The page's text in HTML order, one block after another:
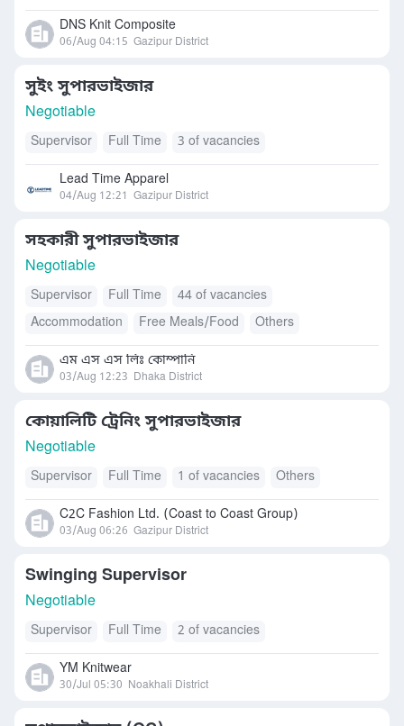
DNS Knit Composite
06/Aug 04:15 Gazipur District
সুইং সুপারভাইজার
Negotiable
Supervisor Full Time 3 of vacancies
Lead Time Apparel
04/Aug 12:21 Gazipur District
সহকারী সুপারভাইজার
Negotiable
Supervisor Full Time
44 of vacancies
Accommodation
Free Meals/Food Others
এম এস এস লিঃ কোম্পানি
03/Aug 12:23 Dhaka District
কোয়ালিটি ট্রেনিং সুপারভাইজার
Negotiable
Supervisor Full Time 1 of vacancies Others
C2C Fashion Ltd. (Coast to Coast Group)
03/Aug 06:26 Gazipur District
Swinging Supervisor
Negotiable
Supervisor Full Time 2 of vacancies
YM Knitwear
30/Jul 05:30 Noakhali District